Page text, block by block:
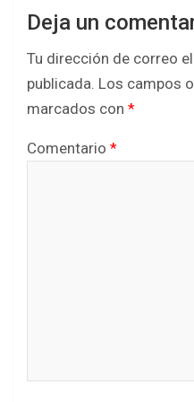
Deja un
Tu dirección de correo
publicada. Los campos
marcados con *
Comentario *